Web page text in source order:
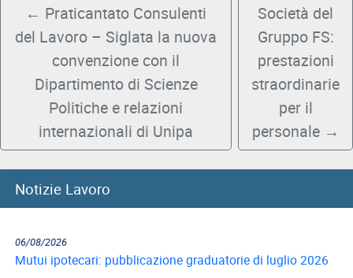
← Praticantato Consulenti
del Lavoro – Siglata la nuova
convenzione con il
Dipartimento di Scienze
Politiche e relazioni
internazionali di Unipa
Società del
Gruppo FS:
prestazioni
straordinarie
per il
personale →
Notizie Lavoro
06/08/2026
Mutui ipotecari: pubblicazione graduatorie di luglio 2026